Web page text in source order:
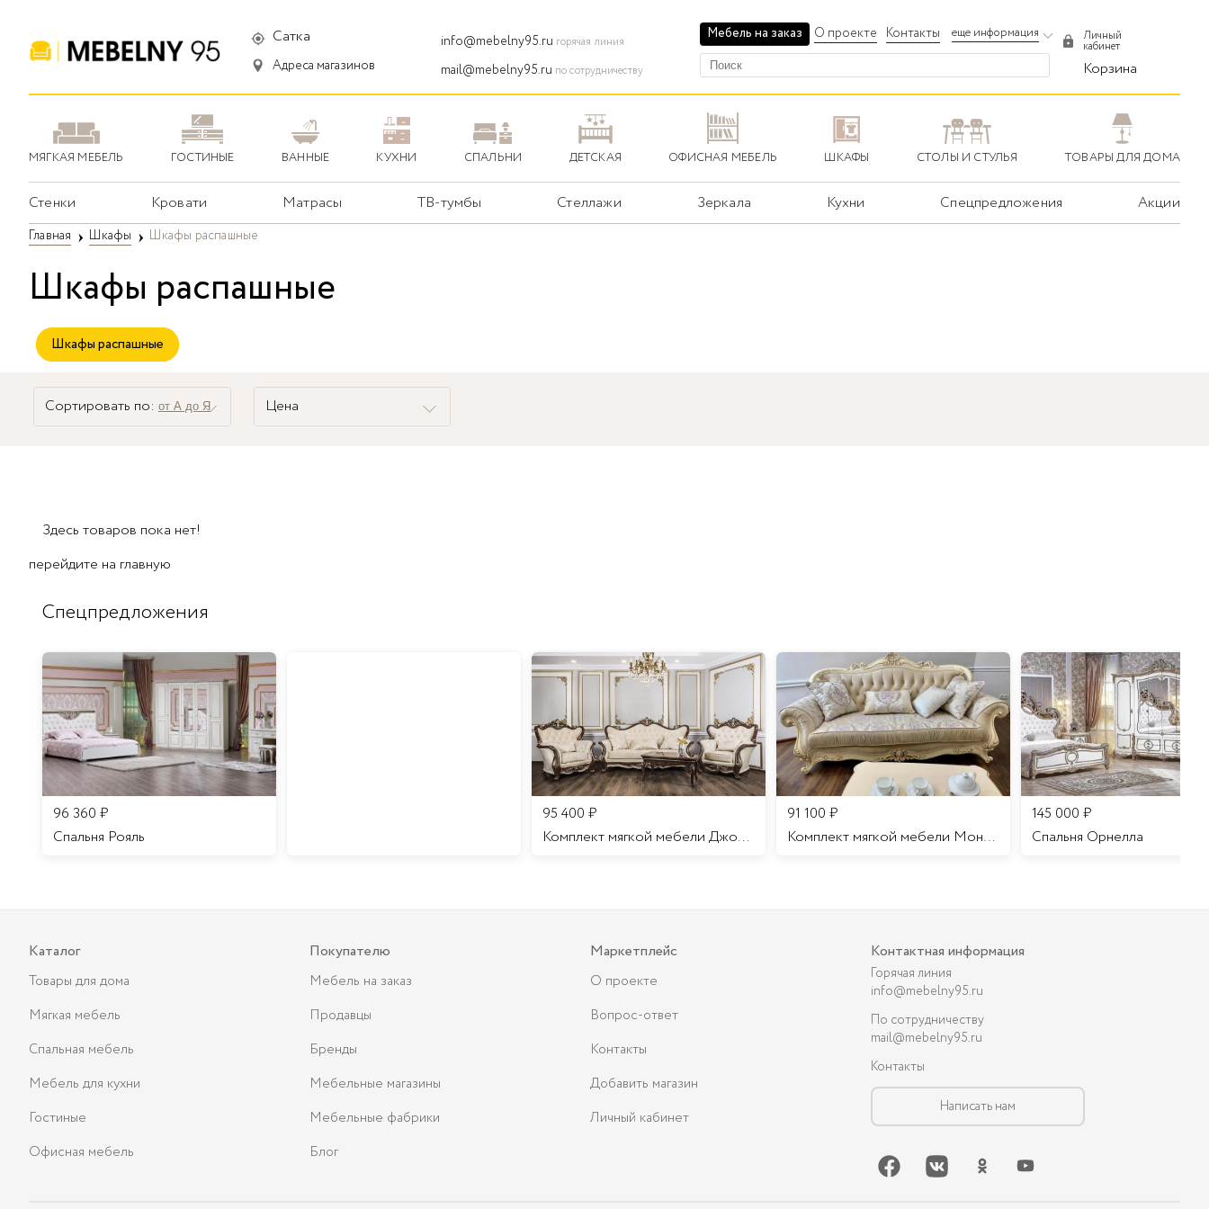
Сатка
Адреса магазинов
info@mebelny95.ru горячая линия
mail@mebelny95.ru по сотрудничеству
Мебель на заказ О проекте Контакты еще информация Личный
кабинет
Корзина
МЯГКАЯ МЕБЕЛЬ ГОСТИНЫЕ ВАННЫЕ КУХНИ СПАЛЬНИ ДЕТСКАЯ ОФИСНАЯ МЕБЕЛЬ ШКАФЫ СТОЛЫ И СТУЛЬЯ ТОВАРЫ ДЛЯ ДОМА
Стенки Кровати Матрасы ТВ-тумбы Стеллажи Зеркала Кухни Спецпредложения Акции
Главная Шкафы Шкафы распашные
Шкафы распашные
Шкафы распашные
Сортировать по: от А до Я Цена
Здесь товаров пока нет!
перейдите на главную
Спецпредложения
96 360 ₽
Спальня Рояль
95 400 ₽
Комплект мягкой мебели Джоконда
91 100 ₽
Комплект мягкой мебели Мона Лиза
145 000 ₽
Cпальня Орнелла
Каталог
Товары для дома
Мягкая мебель
Спальная мебель
Мебель для кухни
Гостиные
Офисная мебель
Покупателю
Мебель на заказ
Продавцы
Бренды
Мебельные магазины
Мебельные фабрики
Блог
Маркетплейс
О проекте
Вопрос-ответ
Контакты
Добавить магазин
Личный кабинет
Контактная информация
Горячая линия
info@mebelny95.ru
По сотрудничеству
mail@mebelny95.ru
Контакты
Написать нам